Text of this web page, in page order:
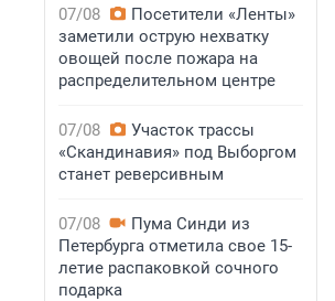
07/08
Посетители «Ленты»
заметили острую нехватку
овощей после пожара на
распределительном центре
07/08
Участок трассы
«Скандинавия» под Выборгом
станет реверсивным
07/08
Пума Синди из
Петербурга отметила свое 15-
летие распаковкой сочного
подарка